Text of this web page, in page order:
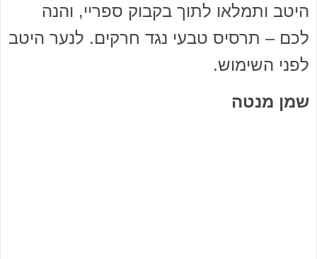
היטב ותמלאו לתוך בקבוק ספריי, והנה
לכם – תרסיס טבעי נגד חרקים. לנער היטב
לפני השימוש.
שמן מנטה